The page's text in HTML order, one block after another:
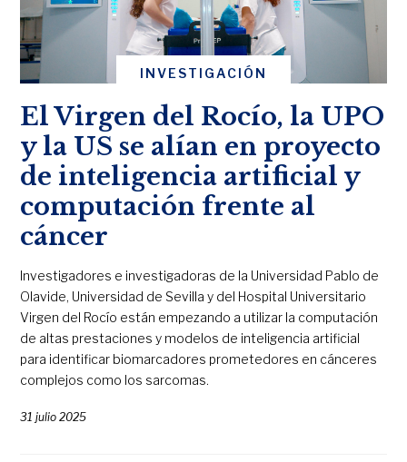
INVESTIGACIÓN
El Virgen del Rocío, la UPO
y la US se alían en proyecto
de inteligencia artificial y
computación frente al
cáncer
Investigadores e investigadoras de la Universidad Pablo de
Olavide, Universidad de Sevilla y del Hospital Universitario
Virgen del Rocío están empezando a utilizar la computación
de altas prestaciones y modelos de inteligencia artificial
para identificar biomarcadores prometedores en cánceres
complejos como los sarcomas.
31 julio 2025